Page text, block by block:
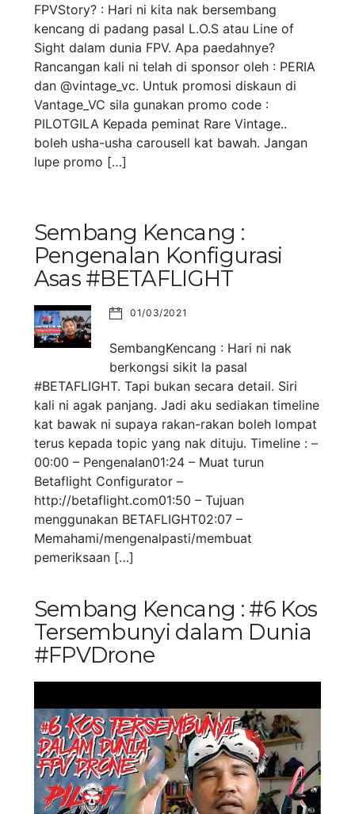
FPVStory? : Hari ni kita nak bersembang
kencang di padang pasal L.O.S atau Line of
Sight dalam dunia FPV. Apa paedahnye?
Rancangan kali ni telah di sponsor oleh : PERIA
dan @vintage_vc. Untuk promosi diskaun di
Vantage_VC sila gunakan promo code :
PILOTGILA Kepada peminat Rare Vintage..
boleh usha-usha carousell kat bawah. Jangan
lupe promo […]
Sembang Kencang :
Pengenalan Konfigurasi
Asas #BETAFLIGHT
01/03/2021
SembangKencang : Hari ni nak
berkongsi sikit la pasal
#BETAFLIGHT. Tapi bukan secara detail. Siri
kali ni agak panjang. Jadi aku sediakan timeline
kat bawak ni supaya rakan-rakan boleh lompat
terus kepada topic yang nak dituju. Timeline : –
00:00 – Pengenalan01:24 – Muat turun
Betaflight Configurator –
http://betaflight.com01:50 – Tujuan
menggunakan BETAFLIGHT02:07 –
Memahami/mengenalpasti/membuat
pemeriksaan […]
Sembang Kencang : #6 Kos
Tersembunyi dalam Dunia
#FPVDrone